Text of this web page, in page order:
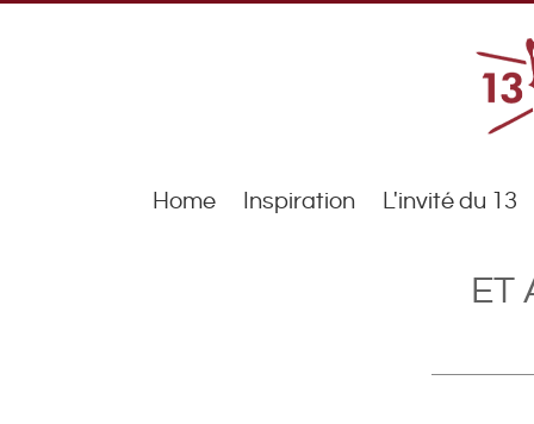
Home Inspiration L'invité du 13
ET